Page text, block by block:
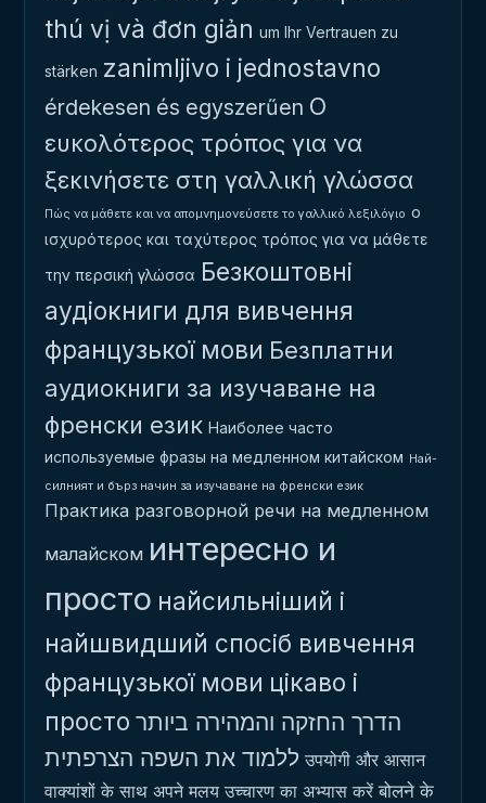
thú vị và đơn giản um Ihr Vertrauen zu
stärken zanimljivo i jednostavno
érdekesen és egyszerűen Ο
ευκολότερος τρόπος για να
ξεκινήσετε στη γαλλική γλώσσα
Πώς να μάθετε και να απομνημονεύσετε το γαλλικό λεξιλόγιο ο
ισχυρότερος και ταχύτερος τρόπος για να μάθετε
την περσική γλώσσα Безкоштовні
аудіокниги для вивчення
французької мови Безплатни
аудиокниги за изучаване на
френски език Наиболее часто
используемые фразы на медленном китайском Най-
силният и бърз начин за изучаване на френски език
Практика разговорной речи на медленном
малайском интересно и
просто найсильніший і
найшвидший спосіб вивчення
французької мови цікаво і
просто הדרך החזקה והמהירה ביותר
ללמוד את השפה הצרפתית उपयोगी और आसान
वाक्यांशों के साथ अपने मलय उच्चारण का अभ्यास करें बोलने के